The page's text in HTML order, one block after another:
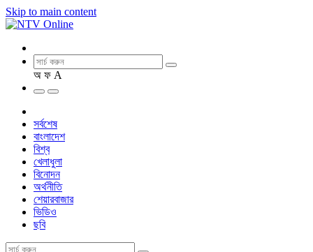
Skip to main content
অ ফ A
সর্বশেষ
বাংলাদেশ
বিশ্ব
খেলাধুলা
বিনোদন
অর্থনীতি
শেয়ারবাজার
ভিডিও
ছবি